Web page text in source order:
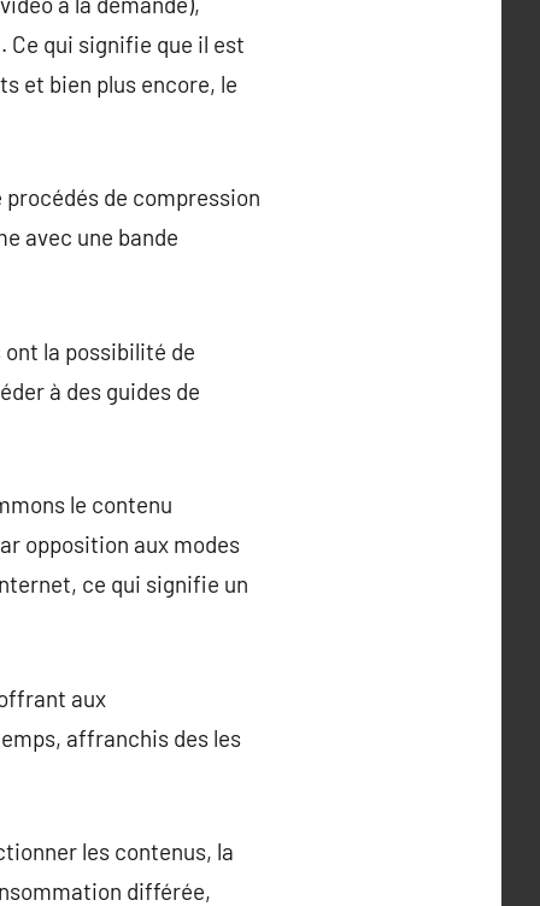
qui signifie que il est
et bien plus encore, le
procédés de compression
avec une bande
la possibilité de
à des guides de
le contenu
opposition aux modes
ce qui signifie un
aux
affranchis des les
les contenus, la
différée,